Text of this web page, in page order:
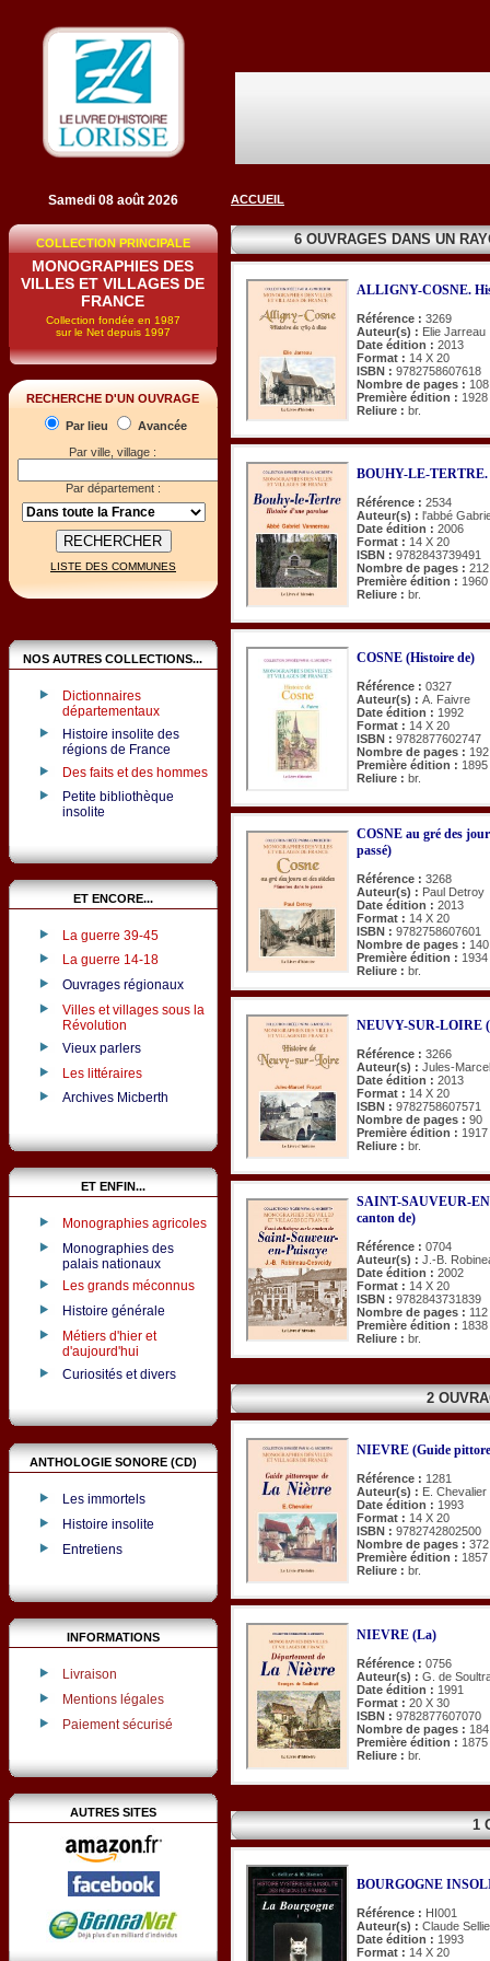
Samedi 08 août 2026
COLLECTION PRINCIPALE
MONOGRAPHIES DES
VILLES ET VILLAGES DE
FRANCE
Collection fondée en 1987
sur le Net depuis 1997
RECHERCHE D'UN OUVRAGE
Par lieu
Avancée
Par ville, village :
Par département :
LISTE DES COMMUNES
NOS AUTRES COLLECTIONS...
Dictionnaires
départementaux
Histoire insolite des
régions de France
Des faits et des hommes
Petite bibliothèque
insolite
ET ENCORE...
La guerre 39-45
La guerre 14-18
Ouvrages régionaux
Villes et villages sous la
Révolution
Vieux parlers
Les littéraires
Archives Micberth
ET ENFIN...
Monographies agricoles
Monographies des
palais nationaux
Les grands méconnus
Histoire générale
Métiers d'hier et
d'aujourd'hui
Curiosités et divers
ANTHOLOGIE SONORE (CD)
Les immortels
Histoire insolite
Entretiens
INFORMATIONS
Livraison
Mentions légales
Paiement sécurisé
AUTRES SITES
ACCUEIL
6 OUVRAGES DANS UN
ALLIGNY-COSNE.
Référence : 3269
Auteur(s) : Elie Jarreau
Date édition : 2013
Format : 14 X 20
ISBN : 9782758607618
Nombre de pages : 108
Première édition : 1928
Reliure : br.
BOUHY-LE-TERTRE.
Référence : 2534
Auteur(s) : l'abbé
Date édition : 2006
Format : 14 X 20
ISBN : 9782843739491
Nombre de pages : 212
Première édition : 1960
Reliure : br.
COSNE (Histoire de)
Référence : 0327
Auteur(s) : A. Faivre
Date édition : 1992
Format : 14 X 20
ISBN : 9782877602747
Nombre de pages : 192
Première édition : 1895
Reliure : br.
COSNE au gré des
passé)
Référence : 3268
Auteur(s) : Paul Detroy
Date édition : 2013
Format : 14 X 20
ISBN : 9782758607601
Nombre de pages : 140
Première édition : 1934
Reliure : br.
NEUVY-SUR-LOIRE
Référence : 3266
Auteur(s) : Jules-
Date édition : 2013
Format : 14 X 20
ISBN : 9782758607571
Nombre de pages : 90
Première édition : 1917
Reliure : br.
SAINT-SAUVEUR-
canton de)
Référence : 0704
Auteur(s) : J.-B.
Date édition : 2002
Format : 14 X 20
ISBN : 9782843731839
Nombre de pages : 112
Première édition : 1838
Reliure : br.
2
NIEVRE (Guide
Référence : 1281
Auteur(s) : E. Chevalier
Date édition : 1993
Format : 14 X 20
ISBN : 9782742802500
Nombre de pages : 372
Première édition : 1857
Reliure : br.
NIEVRE (La)
Référence : 0756
Auteur(s) : G. de
Date édition : 1991
Format : 20 X 30
ISBN : 9782877607070
Nombre de pages : 184
Première édition : 1875
Reliure : br.
1
BOURGOGNE
Référence : HI001
Auteur(s) : Claude
Date édition : 1993
Format : 14 X 20